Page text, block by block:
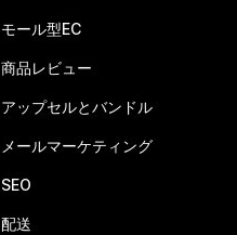
モール型EC
商品レビュー
アップセルとバンドル
メールマーケティング
SEO
配送